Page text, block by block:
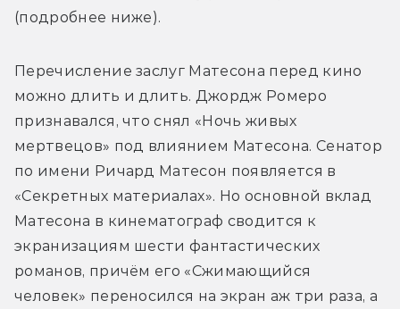
(подробнее ниже).
Перечисление заслуг Матесона перед кино
можно длить и длить. Джордж Ромеро
признавался, что снял «Ночь живых
мертвецов» под влиянием Матесона. Сенатор
по имени Ричард Матесон появляется в
«Секретных материалах». Но основной вклад
Матесона в кинематограф сводится к
экранизациям шести фантастических
романов, причём его «Сжимающийся